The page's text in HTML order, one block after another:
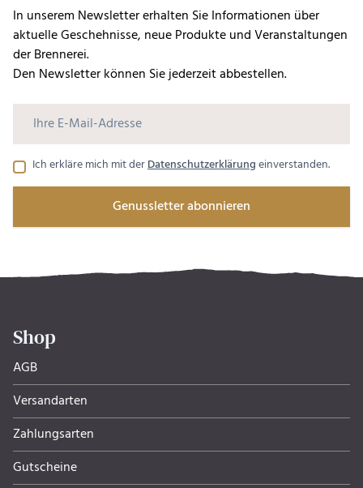
In unserem Newsletter erhalten Sie Informationen über
aktuelle Geschehnisse, neue Produkte und Veranstaltungen
der Brennerei.
Den Newsletter können Sie jederzeit abbestellen.
Ich erkläre mich mit derDatenschutzerklärungeinverstanden.
Genussletter abonnieren
Shop
AGB
Versandarten
Zahlungsarten
Gutscheine